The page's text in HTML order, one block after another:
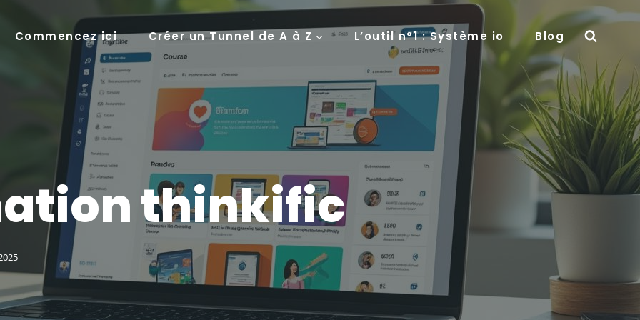
Commencez ici Créer un Tunnel de A à Z L’outil n°1 : Système io Blog
thinkific